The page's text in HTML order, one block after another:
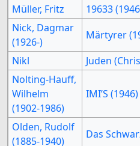
Müller, Fritz
19633
Nick, Dagmar
(1926-)
Märtyrer
Nikl
Juden
Nolting-Hauff,
Wilhelm
(1902-1986)
IMIʼS (1946)
Olden, Rudolf
(1885-1940)
Das